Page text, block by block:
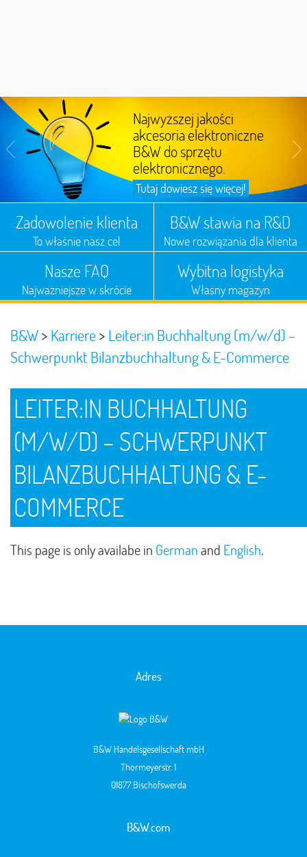
Najwyższej jakości
akcesoria elektroniczne
B&W do sprzętu
elektronicznego.
Tutaj dowiesz się więcej!
Zadowolenie klienta
To właśnie nasz cel
B&W stawia na R&D
Nowe rozwiązania dla klienta
Nasze FAQ
Najważniejsze w skrócie
Wybitna logistyka
Własny magazyn
B&W> Karriere> Leiter:in Buchhaltung (m/w/d) –
Schwerpunkt Bilanzbuchhaltung & E-Commerce
LEITER:IN BUCHHALTUNG
(M/W/D) – SCHWERPUNKT
BILANZBUCHHALTUNG & E-
COMMERCE
This page is only availabe in Germanand English.
Adres
B&W Handelsgesellschaft mbH
Thormeyerstr. 1
01877 Bischofswerda
B&W.com